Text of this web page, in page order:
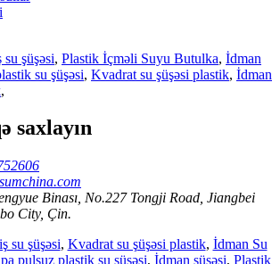
şüşəsi, Plastik İçməli Suyu Butulka, İdman
su şüşəsi, Kvadrat su şüşəsi plastik, İdman
,
saxlayın
Binası, No.227 Tongji Road, Jiangbei
City, Çin.
su şüşəsi, Kvadrat su şüşəsi plastik, İdman Su
pulsuz plastik su şüşəsi, İdman şüşəsi, Plastik